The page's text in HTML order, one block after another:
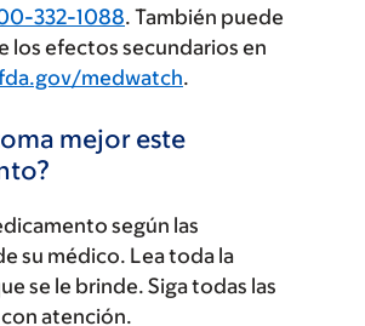
332-1088. También puede
los efectos secundarios en
medwatch.
mejor este
según las
su médico. Lea toda la
se le brinde. Siga todas las
atención.